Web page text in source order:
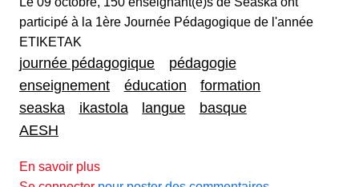
participé à la 1ère Journée Pédagogique de l'année
ETIKETAK
journée pédagogique
pédagogie
enseignement
éducation
formation
seaska
ikastola langue
basque
AESH
En savoir plussur JOURNEE PEDAGOGIQUE